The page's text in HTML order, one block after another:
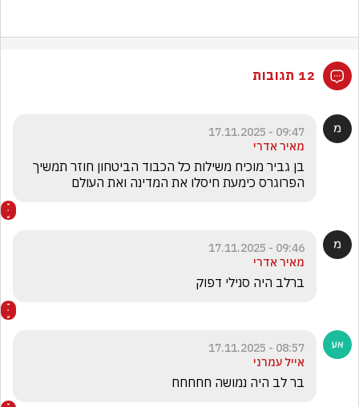
12 תגובות
09:47 - 17.11.2025
מאיר אדרי
הפרוגרס כימעת חיסלו את המדינה ואת העולם
09:46 - 17.11.2025
מאיר אדרי
ברלב היה סנילי דפוק
08:57 - 17.11.2025
אייל עמרני
בר לב היה נמושה חחחחח